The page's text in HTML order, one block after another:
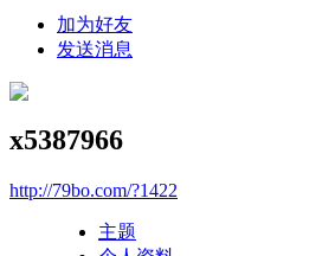
加为好友
发送消息
x5387966
http://79bo.com/?1422
主题